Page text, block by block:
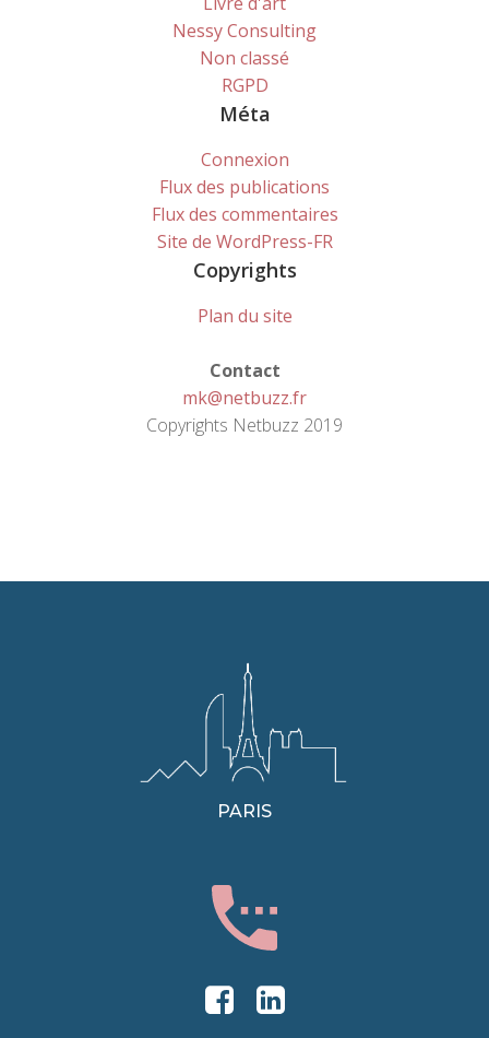
Nessy Consulting
Non classé
RGPD
Méta
Connexion
Flux des publications
Flux des commentaires
Site de WordPress-FR
Copyrights
Plan du site
Contact
mk@netbuzz.fr
Copyrights Netbuzz 2019
PARIS